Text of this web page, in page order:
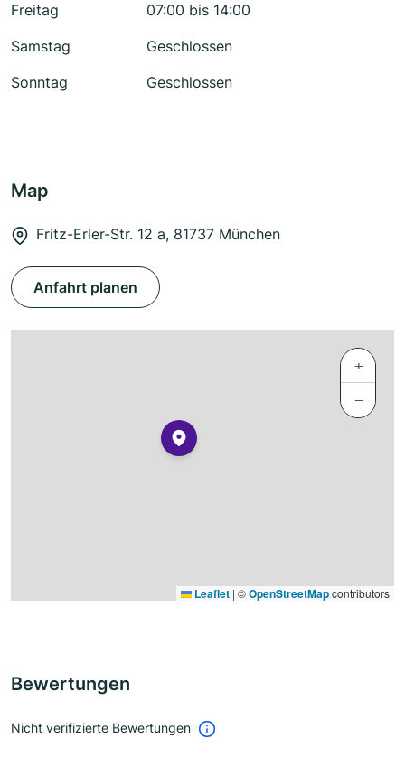
Freitag
07:00 bis 14:00
Samstag
Geschlossen
Sonntag
Geschlossen
Map
Fritz-Erler-Str. 12 a, 81737 München
Anfahrt planen
+
−
Leaflet | ©OpenStreetMapcontributors
Bewertungen
Nicht verifizierte Bewertungen